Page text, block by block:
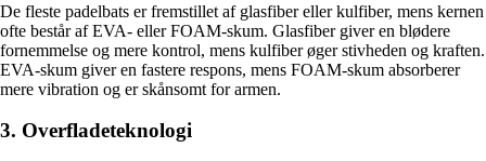
De fleste padelbats er fremstillet af glasfiber eller kulfiber, mens kernen
ofte består af EVA- eller FOAM-skum. Glasfiber giver en blødere
fornemmelse og mere kontrol, mens kulfiber øger stivheden og kraften.
EVA-skum giver en fastere respons, mens FOAM-skum absorberer
mere vibration og er skånsomt for armen.
3. Overfladeteknologi